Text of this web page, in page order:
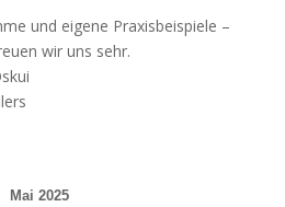
und eigene Praxisbeispiele –
wir uns sehr.
Mai 2025